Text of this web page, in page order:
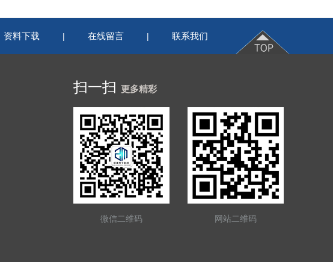
资料下载 | 在线留言 | 联系我们
扫一扫 更多精彩
微信二维码 网站二维码